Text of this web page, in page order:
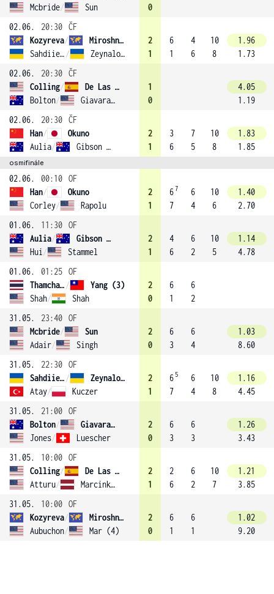
Mcbride/ Sun
0
02.06.
20:30 ČF
Kozyreva/
Miroshnichenko
Sahdiieva / Zeynalova
2
1
6
1
4
6
10
8
1.96
1.73
02.06.
20:30 ČF
Colling/
De Las Heras Armenteras
Bolton/ Giavara (1)
1
0
4.05
1.19
02.06.
20:30 ČF
Han/
Okuno
Aulia/ Gibson (2)
2
1
3
6
7
5
10
8
1.83
1.85
osmifinále
02.06. 00:10 OF
Han/
Okuno
Corley/ Rapolu
2
1
67
7
6
4
10
6
1.40
2.70
01.06.
11:30 OF
Aulia/
Gibson (2)
Hui / Stammel
2
1
4
6
6
2
10
5
1.14
4.78
01.06.
01:25 OF
Thamchaiwat /
Yang (3)
Shah/ Shah
2
0
6
1
6
2
31.05.
23:40 OF
Mcbride/
Sun
Adair/ Singh
2
0
6
3
6
4
1.03
8.60
31.05.
22:30 OF
Sahdiieva /
Zeynalova
Atay/ Kuczer
2
1
6 5
7
6
4
10
8
1.16
4.45
31.05.
21:00 OF
Bolton/
Giavara (1)
Jones/ Luescher
2
0
6
3
6
3
1.26
3.43
31.05.
10:00 OF
Colling/
De Las Heras Armenteras
Atturu/ Marcinkevica
2
1
2
6
6
2
10
7
1.21
3.85
31.05.
10:00 OF
Kozyreva/
Miroshnichenko
Aubuchon/ Mar (4)
2
0
6
1
6
1
1.02
9.20